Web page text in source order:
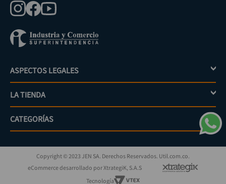
ASPECTOS LEGALES +
Política de tratamiento de datos personales
Términos y condiciones
Políticas de devolución
Políticas de garantías y devoluciones
Superintendencia de industria y comercio
LA TIENDA +
Mi cuenta
PQRs
¿Cómo comprar?
CATEGORÍAS
Jardinería
Eléctricos
Iluminación
Copyright © 2023 JEN SA. Derechos Reservados. Util.com.co.
eCommerce desarrollado por XtrategiK, S.A.S
Tecnología